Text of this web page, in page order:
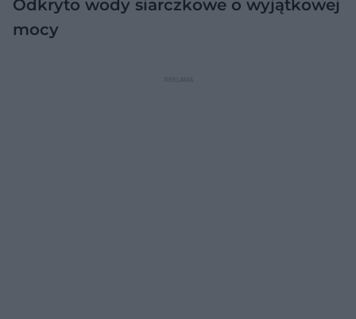
Odkryto wody siarczkowe o wyjątkowej
mocy